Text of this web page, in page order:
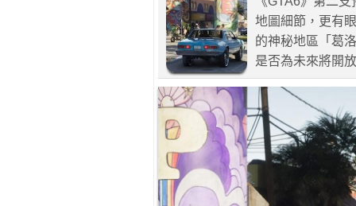
地圖細節，更有
的神秘地區「葛
是否為未來將開